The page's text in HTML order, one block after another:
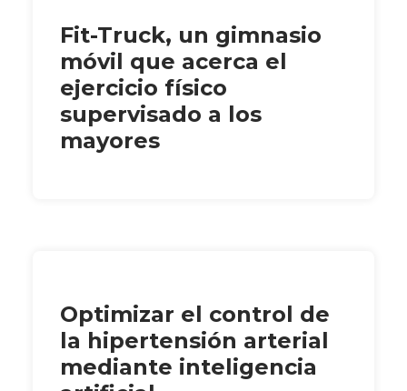
Fit-Truck, un gimnasio
móvil que acerca el
ejercicio físico
supervisado a los
mayores
Optimizar el control de
la hipertensión arterial
mediante inteligencia